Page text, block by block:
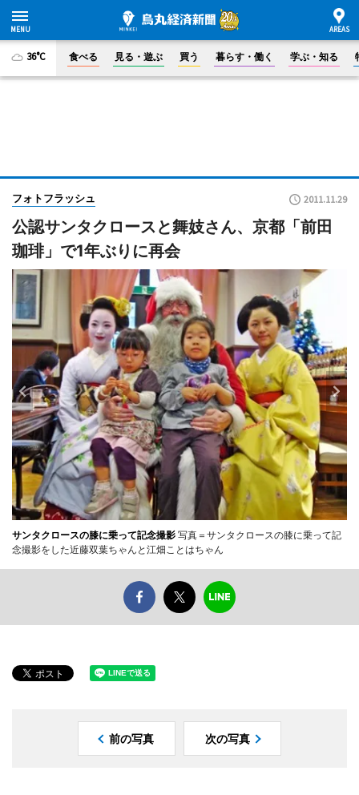
36°C 食べる 見る・遊ぶ 買う 暮らす・働く 学ぶ・知る
フォトフラッシュ 2011.11.29
公認サンタクロースと舞妓さん、京都「前田
珈琲」で1年ぶりに再会
サンタクロースの膝に乗って記念撮影 写真＝サンタクロースの膝に乗って記
念撮影をした近藤双葉ちゃんと江畑ことはちゃん
前の写真 次の写真